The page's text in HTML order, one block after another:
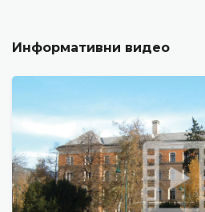
Информативни видео